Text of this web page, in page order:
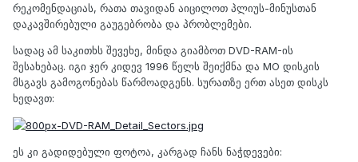
რეკომენდაციას, რათა თავიდან აიცილოთ პლიუს-მინუსთან
დაკავშირებული გაუგებრობა და პრობლემები.
სადაც ამ საკითხს შევეხე, მინდა გიამბოთ DVD-RAM-ის
შესახებაც. იგი ჯერ კიდევ 1996 წელს შეიქმნა და MO დისკის
მსგავს გამოგონებას წარმოადგენს. სურათზე ერთ ასეთ დისკს
ხედავთ:
ეს კი გადიდებული ფოტოა, კარგად ჩანს ნაჭდევები: